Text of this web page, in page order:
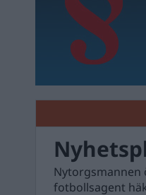
Nytorgsmannen
fotbollsagent